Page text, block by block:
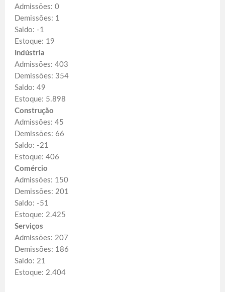
Admissões: 0
Demissões: 1
Saldo: -1
Estoque: 19
Indústria
Admissões: 403
Demissões: 354
Saldo: 49
Estoque: 5.898
Construção
Admissões: 45
Demissões: 66
Saldo: -21
Estoque: 406
Comércio
Admissões: 150
Demissões: 201
Saldo: -51
Estoque: 2.425
Serviços
Admissões: 207
Demissões: 186
Saldo: 21
Estoque: 2.404